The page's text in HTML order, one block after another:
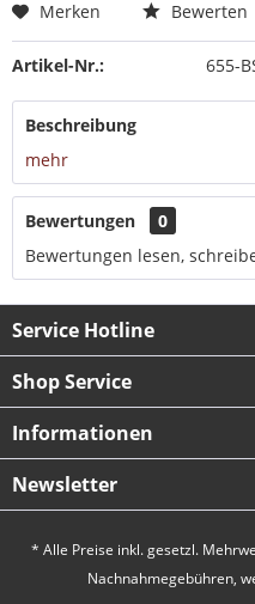
Merken Bewerten
Artikel-Nr.: 655-
Beschreibung
mehr
Bewertungen
0
Bewertungen lesen,
Service Hotline
Shop Service
Informationen
Newsletter
* Alle Preise inkl. gesetzl.
Nachnahmegebühren,